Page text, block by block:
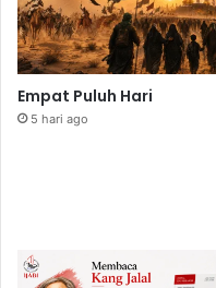
Empat Puluh Hari
5 hari ago